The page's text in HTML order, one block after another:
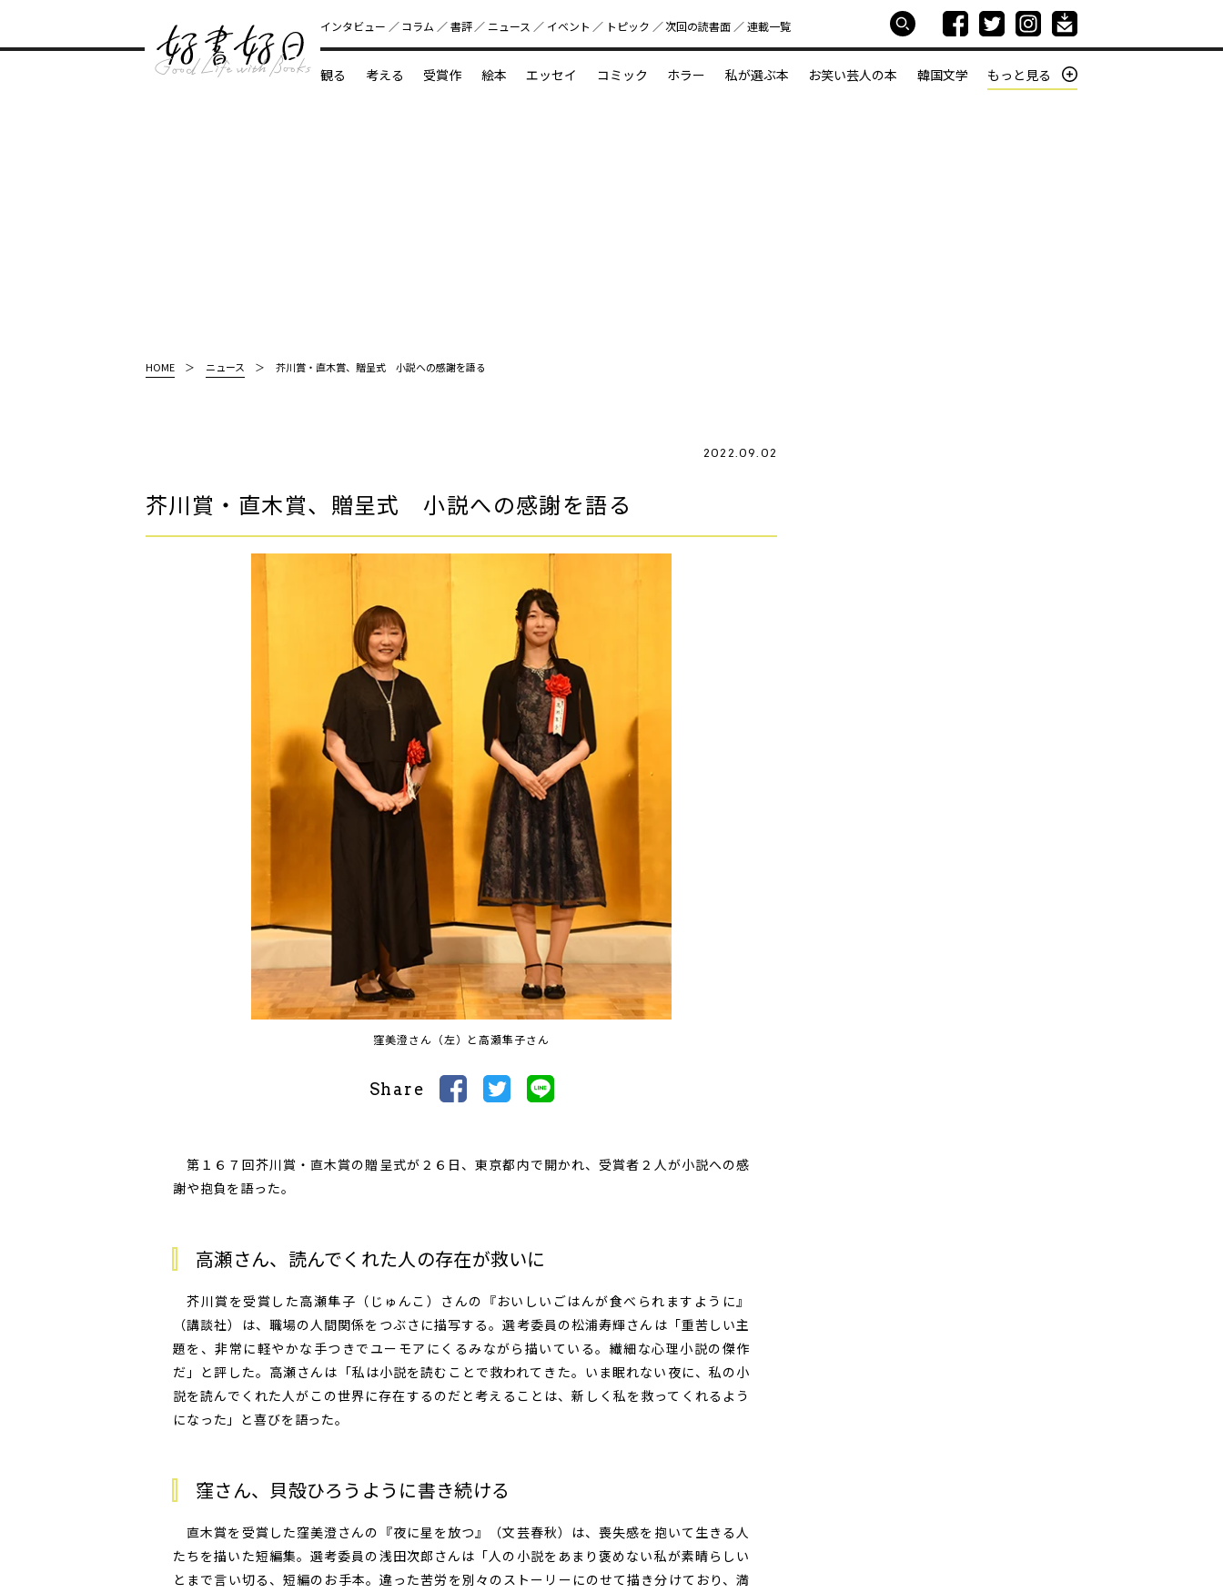
好書好日
インタビュー コラム 書評 ニュース イベント トピック 次回の読書⾯ 連載一覧
観る 考える 受賞作 絵本 エッセイ コミック ホラー 私が選ぶ本 お笑い芸人の本 韓国文学 もっと見る
HOME ニュース 芥川賞・直木賞、贈呈式 小説への感謝を語る
2022.09.02
芥川賞・直木賞、贈呈式 小説への感謝を語る
窪美澄さん（左）と高瀬隼子さん
Share
第１６７回芥川賞・直木賞の贈呈式が２６日、東京都内で開かれ、受賞者２人が小説への感
謝や抱負を語った。
高瀬さん、読んでくれた人の存在が救いに
芥川賞を受賞した高瀬隼子（じゅんこ）さんの『おいしいごはんが食べられますように』
（講談社）は、職場の人間関係をつぶさに描写する。選考委員の松浦寿輝さんは「重苦しい主
題を、非常に軽やかな手つきでユーモアにくるみながら描いている。繊細な心理小説の傑作
だ」と評した。高瀬さんは「私は小説を読むことで救われてきた。いま眠れない夜に、私の小
説を読んでくれた人がこの世界に存在するのだと考えることは、新しく私を救ってくれるよう
になった」と喜びを語った。
窪さん、貝殻ひろうように書き続ける
直木賞を受賞した窪美澄さんの『夜に星を放つ』（文芸春秋）は、喪失感を抱いて生きる人
たちを描いた短編集。選考委員の浅田次郎さんは「人の小説をあまり褒めない私が素晴らしい
とまで言い切る、短編のお手本。違った苦労を別々のストーリーにのせて描き分けており、満